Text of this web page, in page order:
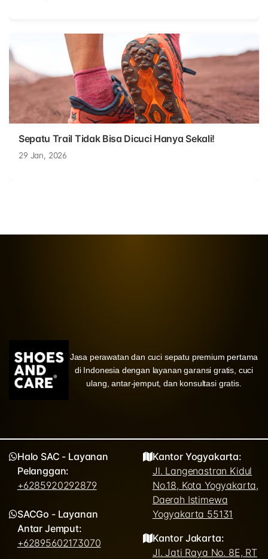
Sepatu Trail Tidak Bisa Dicuci Hanya Sekali!
29 Jan, 2026
Jasa perawatan dan cuci sepatu premium pertama
di Indonesia dengan layanan garansi gratis, cuci
ulang, antar-jemput, dan konsultasi gratis.
Halo SAC - Layanan
Pelanggan:
+6285920292879
SACGo - Layanan
Antar Jemput:
+62895602173070
Kantor Yogyakarta:
Jl. Langenastran Kidul
No.18, Kota Yogyakarta,
Daerah Istimewa
Yogyakarta 55131
Kantor Jakarta:
Jl. Jati Raya No. 8E, RT